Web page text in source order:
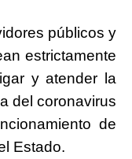
públicos y
estrictamente
y atender la
del coronavirus
de
Estado.